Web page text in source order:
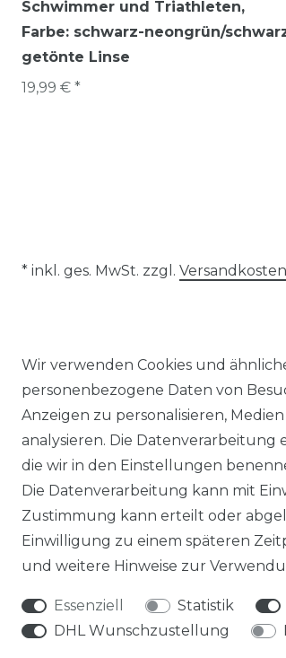
Schwimmer und Triathleten,
Farbe: schwarz-neongrün/
getönte Linse
19,99 € *
* inkl. ges. MwSt. zzgl. Versandkosten
Impressum
Wir verwenden Cookies und
personenbezogene Daten von
Anzeigen zu personalisieren,
analysieren. Die Datenverarbeitung
die wir in den Einstellungen
Die Datenverarbeitung kann mit
Zustimmung kann erteilt oder
Einwilligung zu einem späteren
und weitere Hinweise zur
Essenziell Statistik
DHL Wunschzustellung